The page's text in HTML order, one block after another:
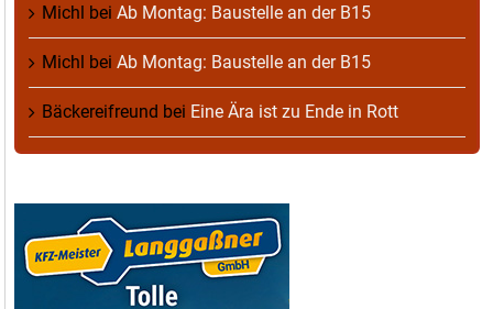
Michl bei Ab Montag: Baustelle an der B15
Michl bei Ab Montag: Baustelle an der B15
Bäckereifreund bei Eine Ära ist zu Ende in Rott